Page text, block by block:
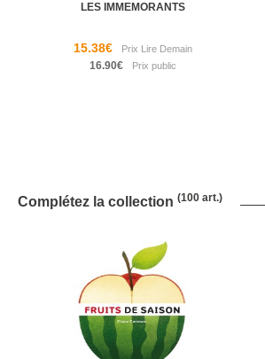
LES IMMEMORANTS
15.38€
16.90€
Complétez la collection (100 art.)